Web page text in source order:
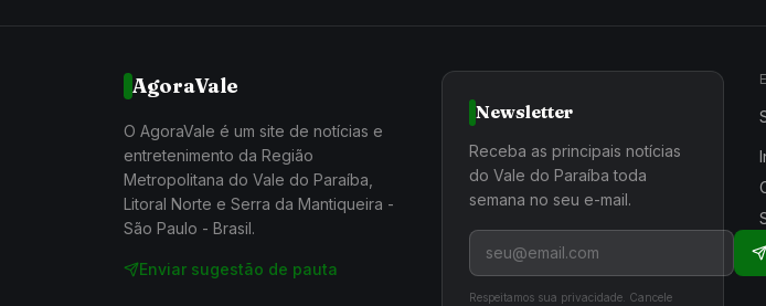
AgoraVale
O AgoraVale é um site de notícias e
entretenimento da Região
Metropolitana do Vale do Paraíba,
Litoral Norte e Serra da Mantiqueira -
São Paulo - Brasil.
Enviar sugestão de pauta
Newsletter
Receba as principais notícias
do Vale do Paraíba toda
semana no seu e-mail.
Respeitamos sua privacidade. Cancele